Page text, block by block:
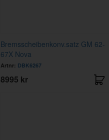
Bremsscheibenkonv.satz GM 62-
67X Nova
Artnr: DBK6267
8995 kr